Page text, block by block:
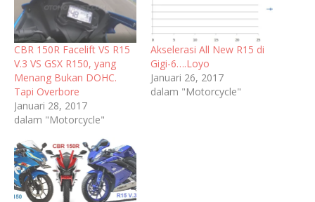
CBR 150R Facelift VS R15
V.3 VS GSX R150, yang
Menang Bukan DOHC.
Tapi Overbore
Januari 28, 2017
dalam "Motorcycle"
Akselerasi All New R15 di
Gigi-6….Loyo
Januari 26, 2017
dalam "Motorcycle"